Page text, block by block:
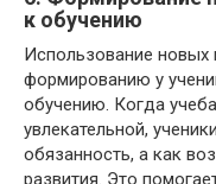
к обучению
Использование новых
формированию у
обучению. Когда
увлекательной,
обязанность, а как
развития. Это